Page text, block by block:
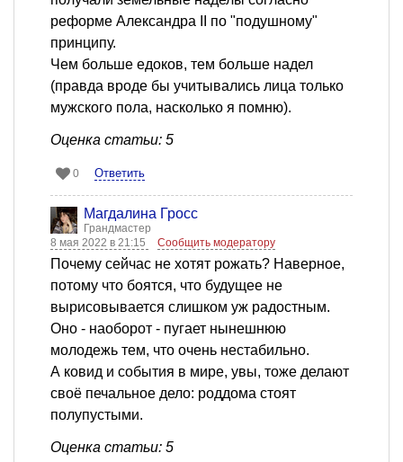
реформе Александра II по "подушному"
принципу.
Чем больше едоков, тем больше надел
(правда вроде бы учитывались лица только
мужского пола, насколько я помню).
Оценка статьи: 5
0 Ответить
Магдалина Гросс
Грандмастер
8 мая 2022 в 21:15
Сообщить модератору
Почему сейчас не хотят рожать? Наверное,
потому что боятся, что будущее не
вырисовывается слишком уж радостным.
Оно - наоборот - пугает нынешнюю
молодежь тем, что очень нестабильно.
А ковид и события в мире, увы, тоже делают
своё печальное дело: роддома стоят
полупустыми.
Оценка статьи: 5